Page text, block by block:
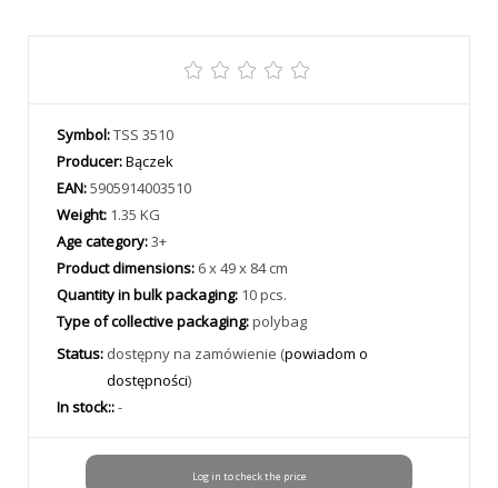
Symbol:TSS 3510
Producer:Bączek
EAN:5905914003510
Weight: 1.35 KG
Age category:3+
Product dimensions: 6 x 49 x 84 cm
Quantity in bulk packaging: 10 pcs.
Type of collective packaging:polybag
Status: dostępny na zamówienie (powiadom o
dostępności)
In stock::-
Log in to check the price